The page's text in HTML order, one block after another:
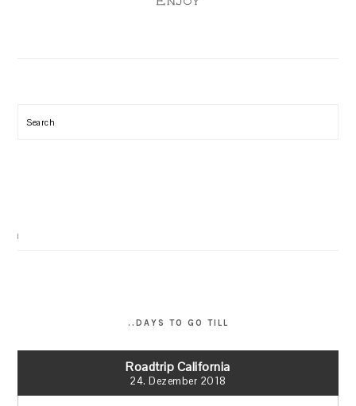
Search
..DAYS TO GO TILL
Roadtrip California
24. Dezember 2018